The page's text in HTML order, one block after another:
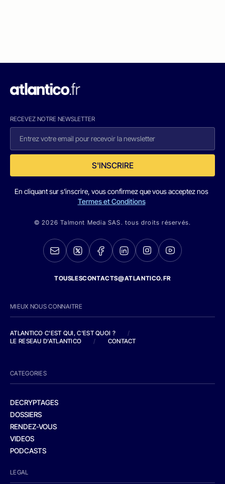
RECEVEZ NOTRE NEWSLETTER
S'INSCRIRE
En cliquant sur s'inscrire, vous confirmez que vous acceptez nos
Termes et Conditions
© 2026 Talmont Media SAS. tous droits réservés.
TOUSLESCONTACTS@ATLANTICO.FR
MIEUX NOUS CONNAITRE
ATLANTICO C'EST QUI, C'EST QUOI ?
/
LE RESEAU D'ATLANTICO
/ CONTACT
CATEGORIES
DECRYPTAGES
DOSSIERS
RENDEZ-VOUS
VIDEOS
PODCASTS
LEGAL